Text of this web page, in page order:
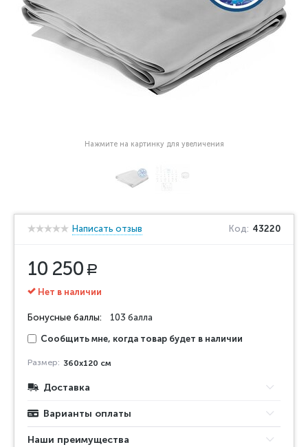
Нажмите на картинку для увеличения
Написать отзыв Код: 43220
10 250 Р
Нет в наличии
Бонусные баллы: 103 балла
Сообщить мне, когда товар будет в наличии
Размер: 360x120 см
Доставка
Варианты оплаты
Наши преимущества